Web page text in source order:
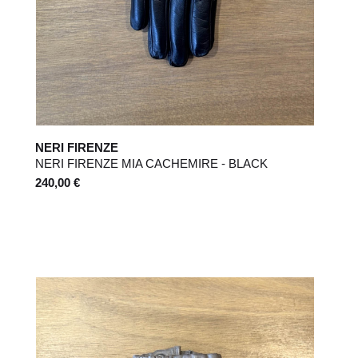
NERI FIRENZE
NERI FIRENZE MIA CACHEMIRE - BLACK
240,00 €
How do I return a product?
Womens' shoes
Mens' shoes